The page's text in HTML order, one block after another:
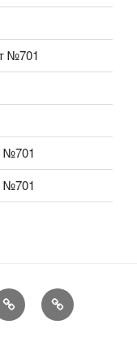
№701
№701
№701
КонкурсыОбменник